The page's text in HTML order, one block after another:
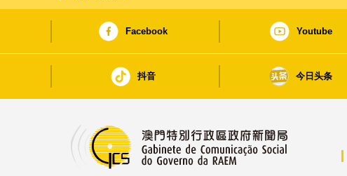
Facebook Youtube
抖音 今日头条